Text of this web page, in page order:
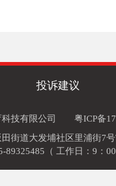
投诉建议
技有限公司
粤ICP备
街道大发埔社区里浦街7
89325485（ 工作日：9：